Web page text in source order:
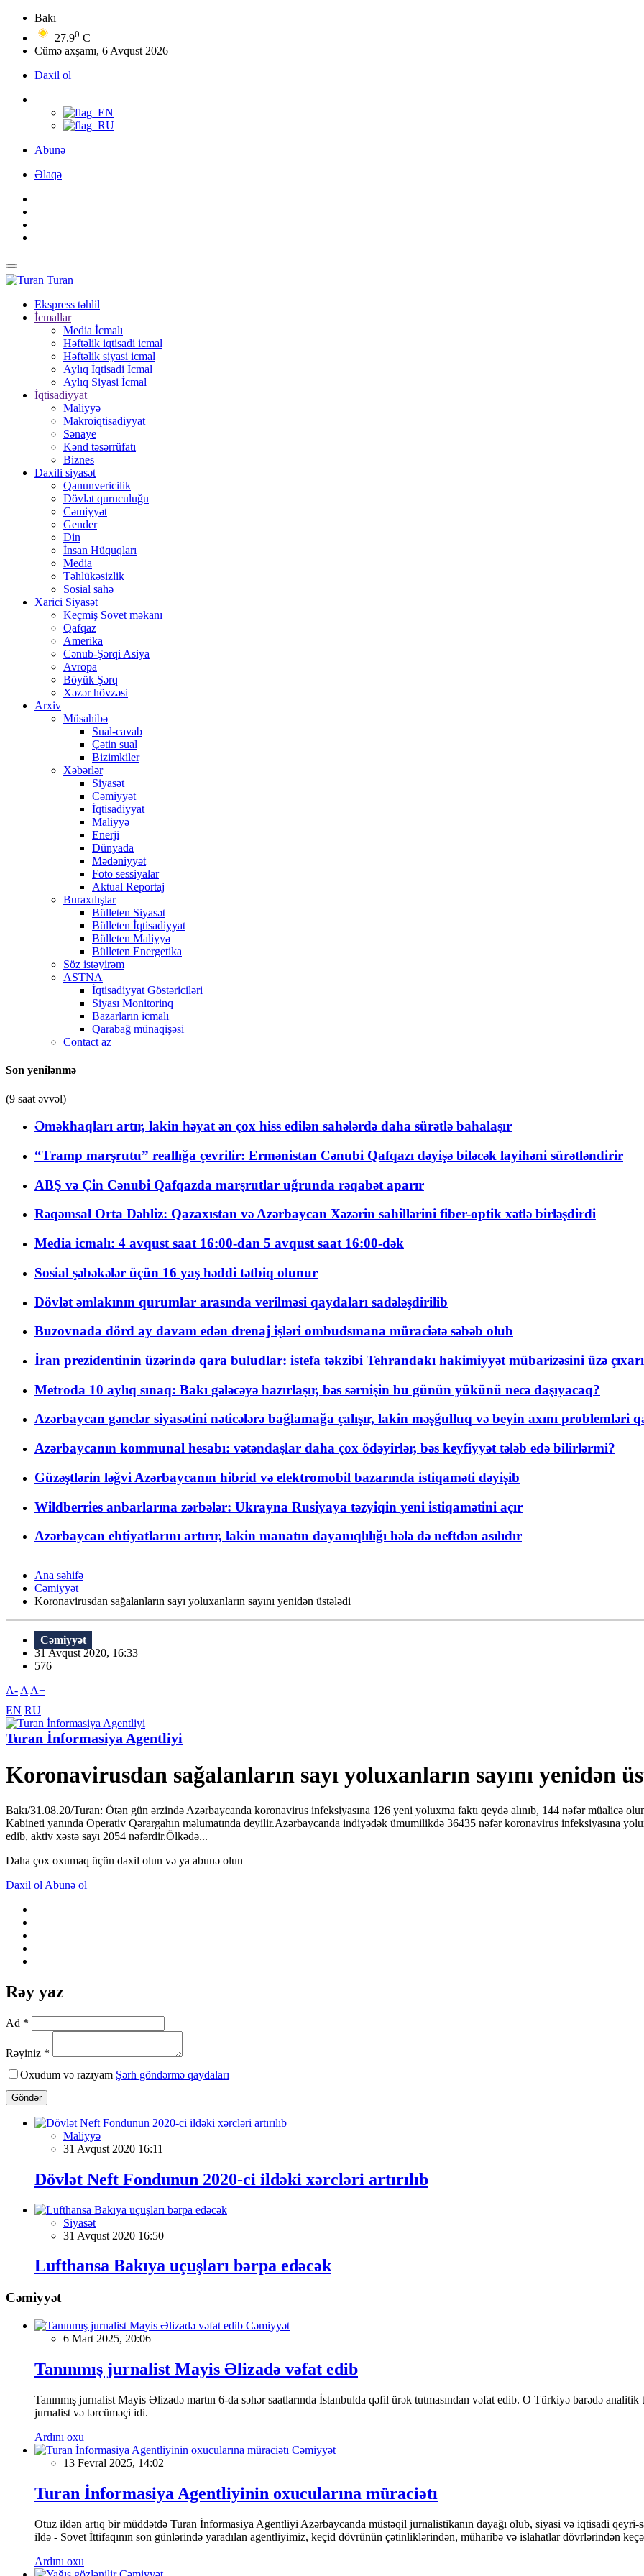
Bakı
27.90 C
Cümə axşamı, 6 Avqust 2026
Daxil ol
Abunə
Əlaqə
Turan
Ekspress təhlil
İcmallar
Media İcmalı
Həftəlik iqtisadi icmal
Həftəlik siyasi icmal
Aylıq İqtisadi İcmal
Aylıq Siyasi İcmal
İqtisadiyyat
Maliyyə
Makroiqtisadiyyat
Sənaye
Kənd təsərrüfatı
Biznes
Daxili siyasət
Qanunvericilik
Dövlət quruculuğu
Cəmiyyət
Gender
Din
İnsan Hüquqları
Media
Təhlükəsizlik
Sosial sahə
Xarici Siyasət
Keçmiş Sovet məkanı
Qafqaz
Amerika
Cənub-Şərqi Asiya
Avropa
Böyük Şərq
Xəzər hövzəsi
Arxiv
Müsahibə
Sual-cavab
Çətin sual
Bizimkiler
Xəbərlər
Siyasət
Cəmiyyət
İqtisadiyyat
Maliyyə
Enerji
Dünyada
Mədəniyyət
Foto sessiyalar
Aktual Reportaj
Buraxılışlar
Bülleten Siyasət
Bülleten İqtisadiyyat
Bülleten Maliyyə
Bülleten Energetika
Söz istəyirəm
ASTNA
İqtisadiyyat Göstəriciləri
Siyası Monitorinq
Bazarların icmalı
Qarabağ münaqişəsi
Contact az
Son yenilənmə
(9 saat əvvəl)
Əməkhaqları artır, lakin həyat ən çox hiss edilən sahələrdə daha sürətlə bahalaşır
“Tramp marşrutu” reallığa çevrilir: Ermənistan Cənubi Qafqazı dəyişə biləcək layihəni sürətləndirir
ABŞ və Çin Cənubi Qafqazda marşrutlar uğrunda rəqabət aparır
Rəqəmsal Orta Dəhliz: Qazaxıstan və Azərbaycan Xəzərin sahillərini fiber-optik xətlə birləşdirdi
Media icmalı: 4 avqust saat 16:00-dan 5 avqust saat 16:00-dək
Sosial şəbəkələr üçün 16 yaş həddi tətbiq olunur
Dövlət əmlakının qurumlar arasında verilməsi qaydaları sadələşdirilib
Buzovnada dörd ay davam edən drenaj işləri ombudsmana müraciətə səbəb olub
İran prezidentinin üzərində qara buludlar: istefa təkzibi Tehrandakı hakimiyyət mübarizəsini üzə
Metroda 10 aylıq sınaq: Bakı gələcəyə hazırlaşır, bəs sərnişin bu günün yükünü necə daşıyacaq?
Azərbaycan gənclər siyasətini nəticələrə bağlamağa çalışır, lakin məşğulluq və beyin axını problemləri
Azərbaycanın kommunal hesabı: vətəndaşlar daha çox ödəyirlər, bəs keyfiyyət tələb edə bilirlərmi?
Güzəştlərin ləğvi Azərbaycanın hibrid və elektromobil bazarında istiqaməti dəyişib
Wildberries anbarlarına zərbələr: Ukrayna Rusiyaya təzyiqin yeni istiqamətini açır
Azərbaycan ehtiyatlarını artırır, lakin manatın dayanıqlılığı hələ də neftdən asılıdır
Ana səhifə
Cəmiyyət
Koronavirusdan sağalanların sayı yoluxanların sayını yenidən üstələdi
Cəmiyyət
31 Avqust 2020, 16:33
576
A- A A+
EN RU
Turan İnformasiya Agentliyi
Koronavirusdan sağalanların sayı yoluxanların sayını yenidən
Bakı/31.08.20/Turan: Ötən gün ərzində Azərbaycanda koronavirus infeksiyasına 126 yeni yoluxma faktı qeydə alınıb, 144 nəfər müalicə
Kabineti yanında Operativ Qərargahın məlumatında deyilir.Azərbaycanda indiyədək ümumilikdə 36435 nəfər koronavirus infeksiyasına
edib, aktiv xəstə sayı 2054 nəfərdir.Ölkədə...
Daha çox oxumaq üçün daxil olun və ya abunə olun
Daxil ol Abunə ol
Rəy yaz
Ad *
Rəyiniz *
Oxudum və razıyam Şərh göndərmə qaydaları
Göndər
Maliyyə
31 Avqust 2020 16:11
Dövlət Neft Fondunun 2020-ci ildəki xərcləri artırılıb
Siyasət
31 Avqust 2020 16:50
Lufthansa Bakıya uçuşları bərpa edəcək
Cəmiyyət
Cəmiyyət
6 Mart 2025, 20:06
Tanınmış jurnalist Mayis Əlizadə vəfat edib
Tanınmış jurnalist Mayis Əlizadə martın 6-da səhər saatlarında İstanbulda qəfil ürək tutmasından vəfat edib. O Türkiyə barədə
jurnalist və tərcüməçi idi.
Ardını oxu
Cəmiyyət
13 Fevral 2025, 14:02
Turan İnformasiya Agentliyinin oxucularına müraciətı
Otuz ildən artıq bir müddətdə Turan İnformasiya Agentliyi Azərbaycanda müstəqil jurnalistikanın dayağı olub, siyasi və iqtisadi
ildə - Sovet İttifaqının son günlərində yaradılan agentliyimiz, keçid dövrünün çətinliklərindən, müharibə və islahatlar dövrlərindən
Ardını oxu